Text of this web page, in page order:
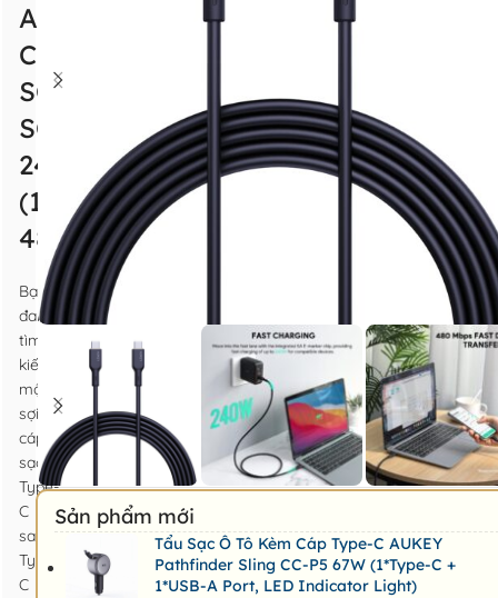
AUKEY
CB-
SCC241/CB-
SCC242
240W
(1m/1.8m,
480Mbps)
Bạn
đang
tìm
kiếm
một
sợi
cáp
sạc
Type-
C
sang
Type-
C
Sản phẩm mới
Tẩu Sạc Ô Tô Kèm Cáp Type-C AUKEY
Pathfinder Sling CC-P5 67W (1*Type-C +
1*USB-A Port, LED Indicator Light)